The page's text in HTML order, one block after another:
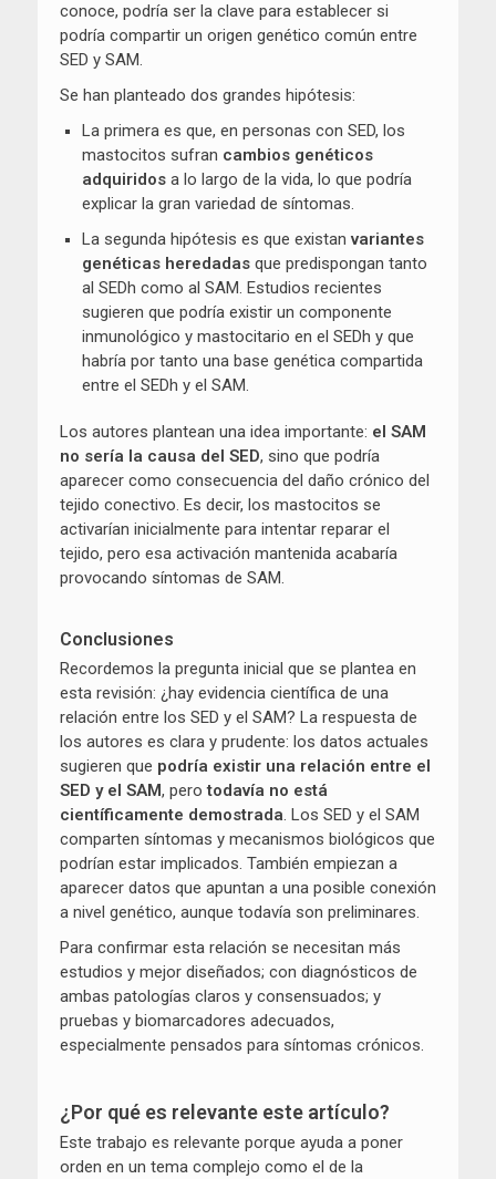
conoce, podría ser la clave para establecer si
podría compartir un origen genético común entre
SED y SAM.
Se han planteado dos grandes hipótesis:
La primera es que, en personas con SED, los
mastocitos sufran cambios genéticos
adquiridos a lo largo de la vida, lo que podría
explicar la gran variedad de síntomas.
La segunda hipótesis es que existan variantes
genéticas heredadas que predispongan tanto
al SEDh como al SAM. Estudios recientes
sugieren que podría existir un componente
inmunológico y mastocitario en el SEDh y que
habría por tanto una base genética compartida
entre el SEDh y el SAM.
Los autores plantean una idea importante: el SAM
no sería la causa del SED, sino que podría
aparecer como consecuencia del daño crónico del
tejido conectivo. Es decir, los mastocitos se
activarían inicialmente para intentar reparar el
tejido, pero esa activación mantenida acabaría
provocando síntomas de SAM.
Conclusiones
Recordemos la pregunta inicial que se plantea en
esta revisión: ¿hay evidencia científica de una
relación entre los SED y el SAM? La respuesta de
los autores es clara y prudente: los datos actuales
sugieren que podría existir una relación entre el
SED y el SAM, perotodavía no está
científicamente demostrada. Los SED y el SAM
comparten síntomas y mecanismos biológicos que
podrían estar implicados. También empiezan a
aparecer datos que apuntan a una posible conexión
a nivel genético, aunque todavía son preliminares.
Para confirmar esta relación se necesitan más
estudios y mejor diseñados; con diagnósticos de
ambas patologías claros y consensuados; y
pruebas y biomarcadores adecuados,
especialmente pensados para síntomas crónicos.
¿Por qué es relevante este artículo?
Este trabajo es relevante porque ayuda a poner
orden en un tema complejo como el de la